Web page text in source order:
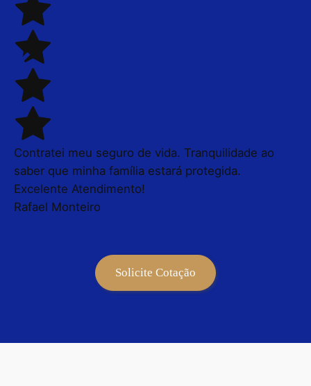
Contratei meu seguro de vida. Tranquilidade ao
saber que minha família estará protegida.
Excelente Atendimento!
Rafael Monteiro
Solicite Cotação